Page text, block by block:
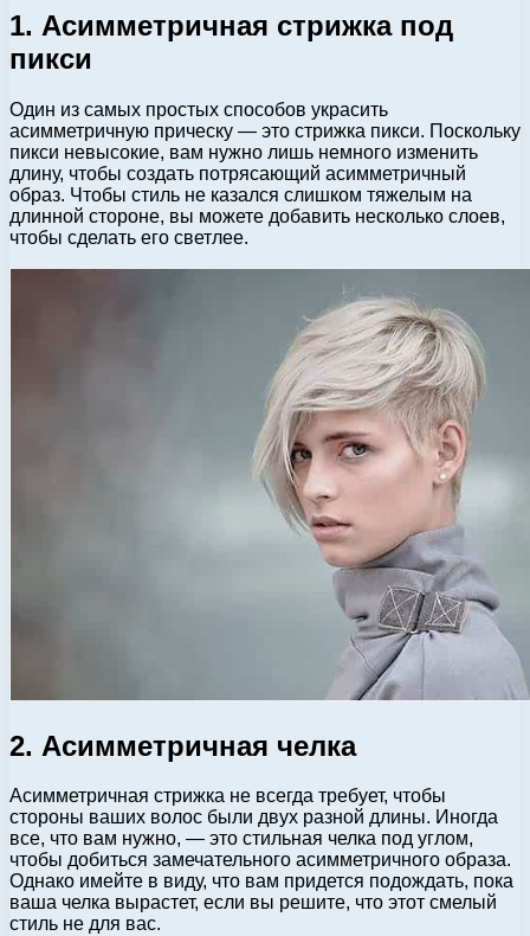
1. Асимметричная стрижка под
пикси
Один из самых простых способов украсить
асимметричную прическу — это стрижка пикси. Поскольку
пикси невысокие, вам нужно лишь немного изменить
длину, чтобы создать потрясающий асимметричный
образ. Чтобы стиль не казался слишком тяжелым на
длинной стороне, вы можете добавить несколько слоев,
чтобы сделать его светлее.
2. Асимметричная челка
Асимметричная стрижка не всегда требует, чтобы
стороны ваших волос были двух разной длины. Иногда
все, что вам нужно, — это стильная челка под углом,
чтобы добиться замечательного асимметричного образа.
Однако имейте в виду, что вам придется подождать, пока
ваша челка вырастет, если вы решите, что этот смелый
стиль не для вас.